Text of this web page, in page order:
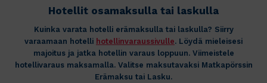
Hotellit osamaksulla tai laskulla
Kuinka varata hotelli erämaksulla tai laskulla? Siirry
varaamaan hotelli hotellinvaraussivulle. Löydä mieleisesi
majoitus ja jatka hotellin varaus loppuun. Viimeistele
hotellivaraus maksamalla. Valitse maksutavaksi Matkapörssin
Erämaksu tai Lasku.